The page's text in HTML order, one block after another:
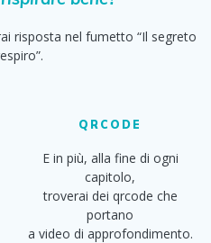
risposta nel fumetto “Il segreto
QRCODE
E in più, alla fine di ogni
capitolo,
troverai dei qrcode che
portano
a video di approfondimento.